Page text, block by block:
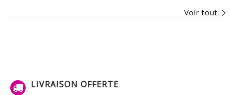
Voir tout
LIVRAISON OFFERTE